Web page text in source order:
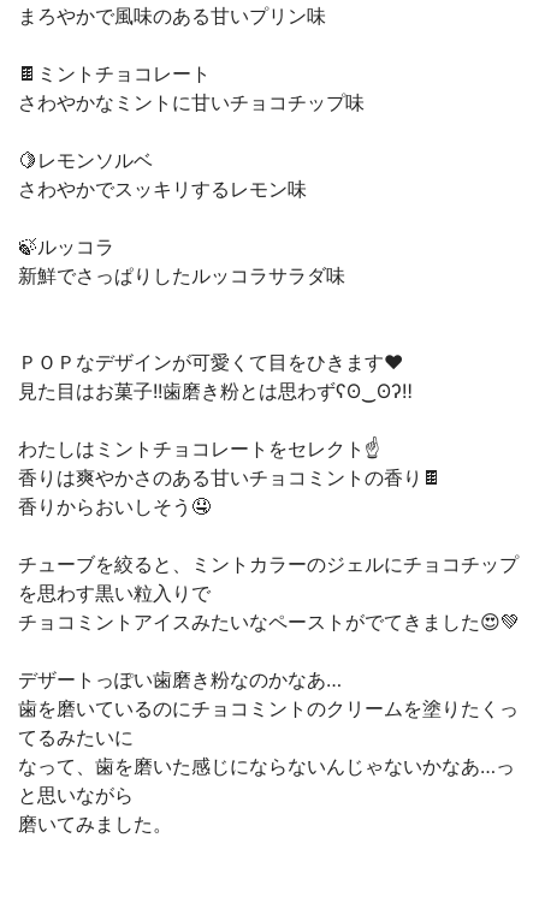
まろやかで風味のある甘いプリン味
🍫ミントチョコレート
さわやかなミントに甘いチョコチップ味
🍋レモンソルベ
さわやかでスッキリするレモン味
🍃ルッコラ
新鮮でさっぱりしたルッコラサラダ味
ＰＯＰなデザインが可愛くて目をひきます❤︎
見た目はお菓子!!歯磨き粉とは思わずʕʘ‿ʘʔ‼︎
わたしはミントチョコレートをセレクト☝️
香りは爽やかさのある甘いチョコミントの香り🍫
香りからおいしそう🤤
チューブを絞ると、ミントカラーのジェルにチョコチップ
を思わす黒い粒入りで
チョコミントアイスみたいなペーストがでてきました😍💚
デザートっぽい歯磨き粉なのかなあ…
歯を磨いているのにチョコミントのクリームを塗りたくっ
てるみたいに
なって、歯を磨いた感じにならないんじゃないかなあ…っ
と思いながら
磨いてみました。